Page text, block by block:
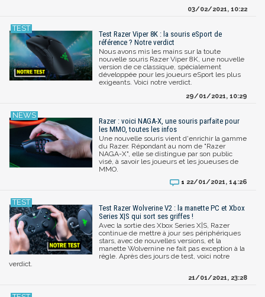
03/02/2021, 10:22
Test Razer Viper 8K : la souris eSport de
référence ? Notre verdict
Nous avons mis les mains sur la toute
nouvelle souris Razer Viper 8K, une nouvelle
version de ce classique, spécialement
développée pour les joueurs eSport les plus
exigeants. Voici notre verdict.
29/01/2021, 10:29
Razer : voici NAGA-X, une souris parfaite pour
les MMO, toutes les infos
Une nouvelle souris vient d'enrichir la gamme
du Razer. Répondant au nom de "Razer
NAGA-X", elle se distingue par son public
visé, à savoir les joueurs et les joueuses de
MMO.
1 22/01/2021, 14:26
Test Razer Wolverine V2 : la manette PC et Xbox
Series X|S qui sort ses griffes !
Avec la sortie des Xbox Series X|S, Razer
continue de mettre à jour ses périphériques
stars, avec de nouvelles versions, et la
manette Wolvernine ne fait pas exception à la
règle. Après des jours de test, voici notre
verdict.
21/01/2021, 23:28